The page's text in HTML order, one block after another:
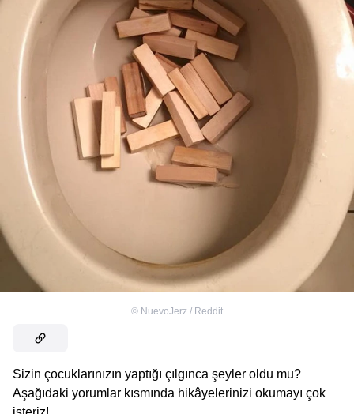
© NuevoJerz / Reddit
Sizin çocuklarınızın yaptığı çılgınca şeyler oldu mu?
Aşağıdaki yorumlar kısmında hikâyelerinizi okumayı çok